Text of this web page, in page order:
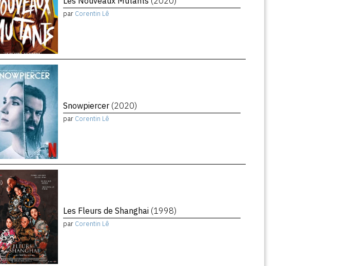
par Corentin Lê
Snowpiercer (2020)
par Corentin Lê
Les Fleurs de Shanghai (1998)
par Corentin Lê